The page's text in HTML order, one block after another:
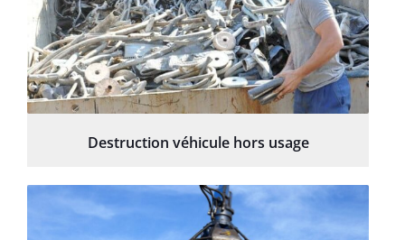
Destruction véhicule hors usage